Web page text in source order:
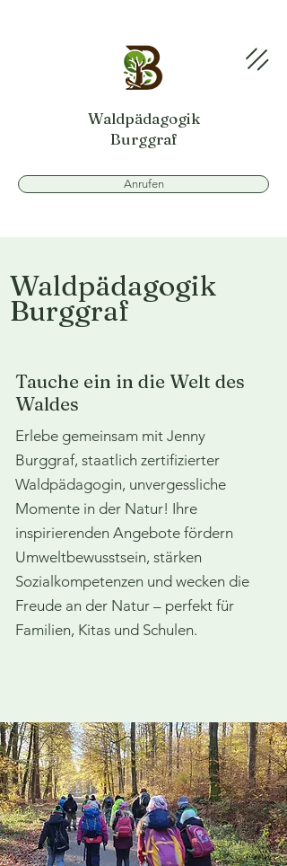
Waldpädagogik
Burggraf
Anrufen
Waldpädagogik
Burggraf
Tauche ein in die Welt des
Waldes
Erlebe gemeinsam mit Jenny
Burggraf, staatlich zertifizierter
Waldpädagogin, unvergessliche
Momente in der Natur! Ihre
inspirierenden Angebote fördern
Umweltbewusstsein, stärken
Sozialkompetenzen und wecken die
Freude an der Natur – perfekt für
Familien, Kitas und Schulen.